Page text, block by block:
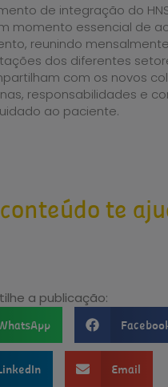
de integração do
momento essencial de
reunindo
dos diferentes
com os novos
responsabilidades e
ao paciente.
te
a publicação:
Email